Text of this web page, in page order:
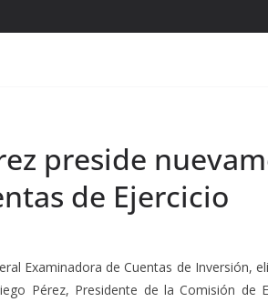
preside
de Ejercicio
Examinadora de Cuentas de Inversión,
Pérez, Presidente de la Comisión de